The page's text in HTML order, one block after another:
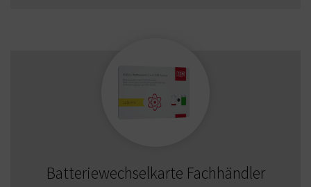
Batteriewechselkarte Fachhändler